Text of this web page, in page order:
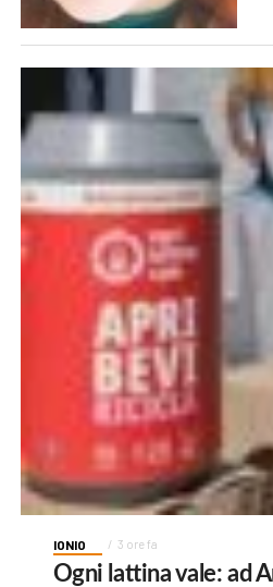
IONIO 3 ore fa
Ogni lattina vale: ad